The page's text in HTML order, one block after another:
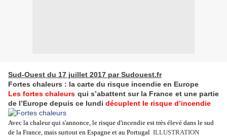
Sud-Ouest du 17 juillet 2017 par Sudouest.fr
Fortes chaleurs : la carte du risque incendie en Europe
Les fortes chaleurs qui s’abattent sur la France et une partie
de l’Europe depuis ce lundi décuplent le risque d’incendie
Avec la chaleur qui s'annonce, le risque d'incendie est très élevé dans le sud
de la France, mais surtout en Espagne et au Portugal ILLUSTRATION